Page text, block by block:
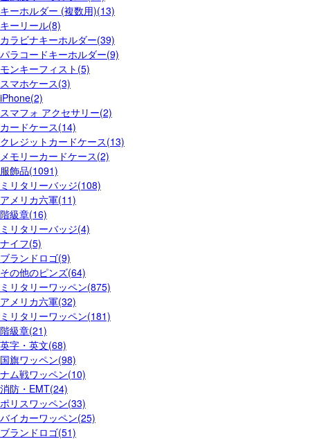
キーホルダー (複数用)(13)
キーリール(8)
カラビナキーホルダー(39)
パラコードキーホルダー(9)
モンキーフィスト(5)
スマホケース(3)
iPhone(2)
スマフォ アクセサリー(2)
カードケース(14)
クレジットカードケース(13)
メモリーカードケース(2)
服飾品(1091)
ミリタリーバッジ(108)
アメリカ六軍(11)
階級章(16)
ミリタリーバッジ(4)
ナイフ(5)
ブランドロゴ(9)
その他のピンズ(64)
ミリタリーワッペン(875)
アメリカ六軍(32)
ミリタリーワッペン(181)
階級章(21)
英字・英文(68)
国旗ワッペン(98)
ナム戦ワッペン(10)
消防・EMT(24)
ポリスワッペン(33)
バイカーワッペン(25)
ブランドロゴ(51)